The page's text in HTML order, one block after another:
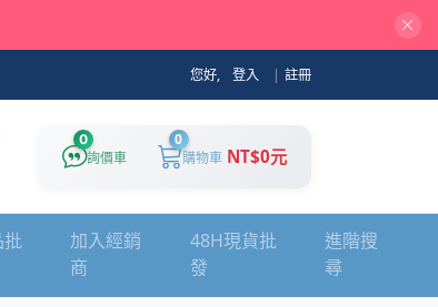
您好, 登入 | 註冊
0
詢價車
0
購物車 NT$0元
批
加入經銷
商
48H現貨批
發
進階搜
尋